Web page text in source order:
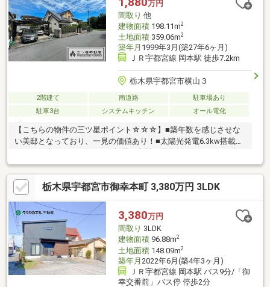
ｅｔｃ■ドックランも可能な広々とした庭
万円
間取り 他
建物面積198.11m2
土地面積359.06m2
築年月 1999年3月(築27年6ヶ月)
ＪＲ宇都宮線 岡本駅 徒歩7.2km
栃木県宇都宮市横山３
2階建て 南道路
駐車場あり
駐車3台
システムキッチン オール電化
【こちらの物件の三ツ星ポイント☆☆☆】■築年数を感じさせな
い美邸となっており、一見の価値あり！■太陽光発電6.3kw搭載！
間となっております♪■大きな納戸やパントリー等、収納力◎！■
駐車場は車種により4台可能です！＼居住中につき、内覧等は事前
のご予約が必要となります／当社は全員が【宅地建物取引士】！
ご購入の手続き・住宅ローン等、一緒にサポートします♪お問い合
わせは、電話・メール・見学予約どれでもOK！また、しつこい営
業活動はしてません！まずは、お気軽にお問い合わせください！
栃木県宇都宮市御幸本町 3,380万円 3LDK
3,380万円
間取り 3LDK
建物面積96.88m2
土地面積148.09m2
築年月 2022年6月(築4年3ヶ月)
ＪＲ宇都宮線 岡本駅 バス9分/「御
幸交番前」バス停 停歩2分